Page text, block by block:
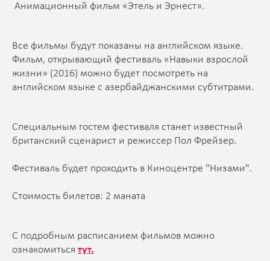
Анимационный фильм «Этель и Эрнест».
Все фильмы будут показаны на английском языке.
Фильм, открывающий фестиваль «Навыки взрослой
жизни» (2016) можно будет посмотреть на
английском языке с азербайджанскими субтитрами.
Специальным гостем фестиваля станет известный
британский сценарист и режиссер Пол Фрейзер.
Фестиваль будет проходить в Киноцентре "Низами".
Стоимость билетов: 2 маната
С подробным расписанием фильмов можно
ознакомиться тут.